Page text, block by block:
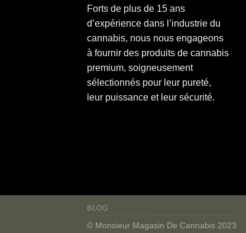
Forts de plus de 15 ans
d’expérience dans l’industrie du
cannabis, nous nous engageons
à fournir des produits de cannabis
premium, soigneusement
sélectionnés pour leur pureté,
leur puissance et leur sécurité.
BLOG
© Monsieur Magasin De Cannabis 2023